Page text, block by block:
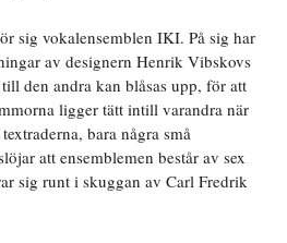
sig vokalensemblen IKI. På sig har
av designern Henrik Vibskovs
den andra kan blåsas upp, för att
ligger tätt intill varandra när
bara några små
att ensemblemen består av sex
sig runt i skuggan av Carl Fredrik